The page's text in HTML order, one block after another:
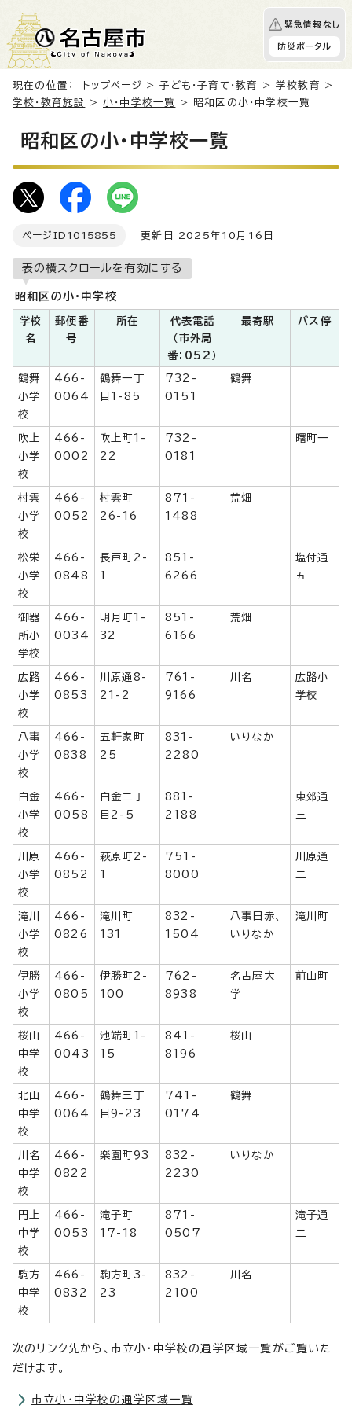
緊急情報なし
防災ポータル
現在の位置： トップページ >子ども・子育て・教育 >学校教育
>
学校・教育施設
>小・中学校一覧 > 昭和区の小・中学校一覧
昭和区の小・中学校一覧
ページID 1015855 更新日 2025年10月16日
表の横スクロールを有効にする
昭和区の小・中学校
学校
名
郵便番
号
所在
代表電話
（市外局
番：052）
最寄駅 バス停
鶴舞
小学
校
466-
0064
鶴舞一丁
目1-85
732-
0151
鶴舞
吹上
小学
校
466-
0002
吹上町1-
22
732-
0181
曙町一
村雲
小学
校
466-
0052
村雲町
26-16
871-
1488
荒畑
松栄
小学
校
466-
0848
長戸町2-
1
851-
6266
塩付通
五
御器
所小
学校
466-
0034
明月町1-
32
851-
6166
荒畑
広路
小学
校
466-
0853
川原通8-
21-2
761-
9166
川名
広路小
学校
八事
小学
校
466-
0838
五軒家町
25
831-
2280
いりなか
白金
小学
校
466-
0058
白金二丁
目2-5
881-
2188
東郊通
三
川原
小学
校
466-
0852
萩原町2-
1
751-
8000
川原通
二
滝川
小学
校
466-
0826
滝川町
131
832-
1504
八事日赤、
いりなか
滝川町
伊勝
小学
校
466-
0805
伊勝町2-
100
762-
8938
名古屋大
学
前山町
桜山
中学
校
466-
0043
池端町1-
15
841-
8196
桜山
北山
中学
校
466-
0064
鶴舞三丁
目9-23
741-
0174
鶴舞
川名
中学
校
466-
0822
楽園町93
832-
2230
いりなか
円上
中学
校
466-
0053
滝子町
17-18
871-
0507
滝子通
二
駒方
中学
校
466-
0832
駒方町3-
23
832-
2100
川名
次のリンク先から、市立小・中学校の通学区域一覧がご覧いた
だけます。
市立小・中学校の通学区域一覧